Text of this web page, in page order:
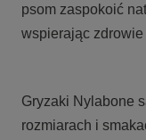
psom zaspokoić
wspierając zdrowie
Gryzaki Nylabone
rozmiarach i